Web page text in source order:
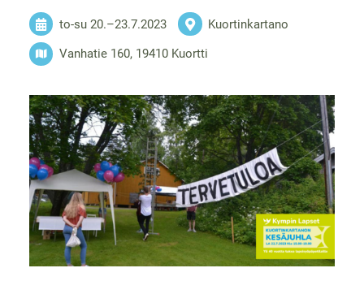
to-su 20.–23.7.2023 Kuortinkartano
Vanhatie 160, 19410 Kuortti